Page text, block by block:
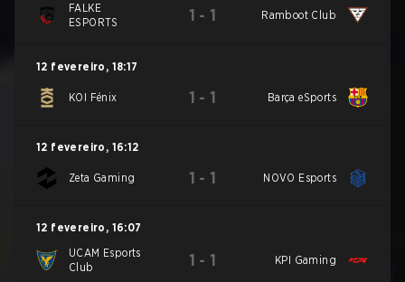
FALKE
ESPORTS
1 - 1 Ramboot Club
12 fevereiro , 18:17
KOI Fénix 1 - 1 Barça eSports
12 fevereiro , 16:12
Zeta Gaming 1 - 1 NOVO Esports
12 fevereiro , 16:07
UCAM Esports
Club
1 - 1 KPI Gaming